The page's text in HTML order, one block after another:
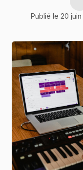
Publié le 20 juin